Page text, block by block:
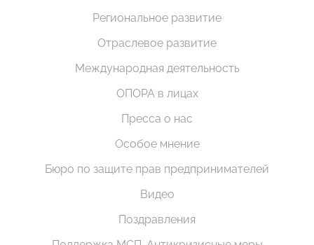
Региональное развитие
Отраслевое развитие
Международная деятельность
ОПОРА в лицах
Пресса о нас
Особое мнение
Бюро по защите прав предпринимателей
Видео
Поздравления